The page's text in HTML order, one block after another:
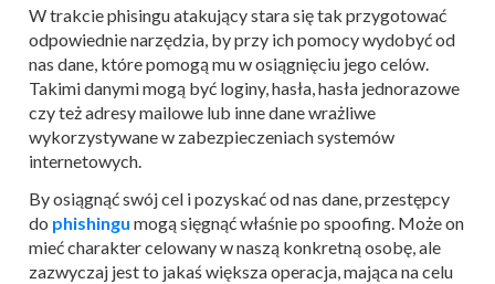
W trakcie phisingu atakujący stara się tak przygotować
odpowiednie narzędzia, by przy ich pomocy wydobyć od
nas dane, które pomogą mu w osiągnięciu jego celów.
Takimi danymi mogą być loginy, hasła, hasła jednorazowe
czy też adresy mailowe lub inne dane wrażliwe
wykorzystywane w zabezpieczeniach systemów
internetowych.
By osiągnąć swój cel i pozyskać od nas dane, przestępcy
do phishingu mogą sięgnąć właśnie po spoofing. Może on
mieć charakter celowany w naszą konkretną osobę, ale
zazwyczaj jest to jakaś większa operacja, mająca na celu